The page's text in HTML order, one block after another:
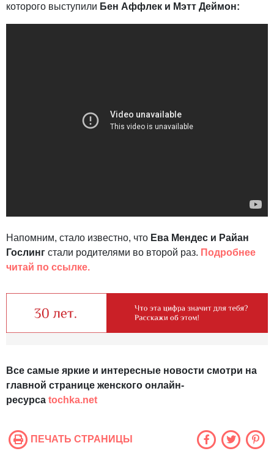
которого выступили Бен Аффлек и Мэтт Деймон:
Напомним, стало известно, что Ева Мендес и Райан
Гослинг стали родителями во второй раз. Подробнее
читай по ссылке.
Все самые яркие и интересные новости смотри на
главной странице женского онлайн-
ресурса tochka.net
ПЕЧАТЬ СТРАНИЦЫ